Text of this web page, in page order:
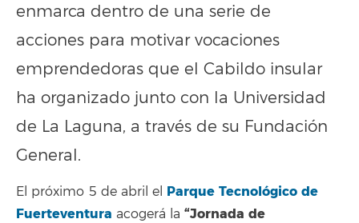
enmarca dentro de una serie de
acciones para motivar vocaciones
emprendedoras que el Cabildo insular
ha organizado junto con la Universidad
de La Laguna, a través de su Fundación
General.
El próximo 5 de abril el Parque Tecnológico de
Fuerteventura acogerá la “Jornada de